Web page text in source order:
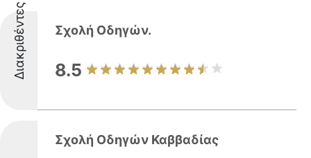
Διακριθέντες Σχολή Οδηγών.
8.5
Σχολή Οδηγών Καββαδίας